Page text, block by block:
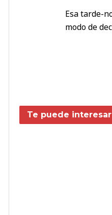
Esa tarde-
modo de
Te puede interesar